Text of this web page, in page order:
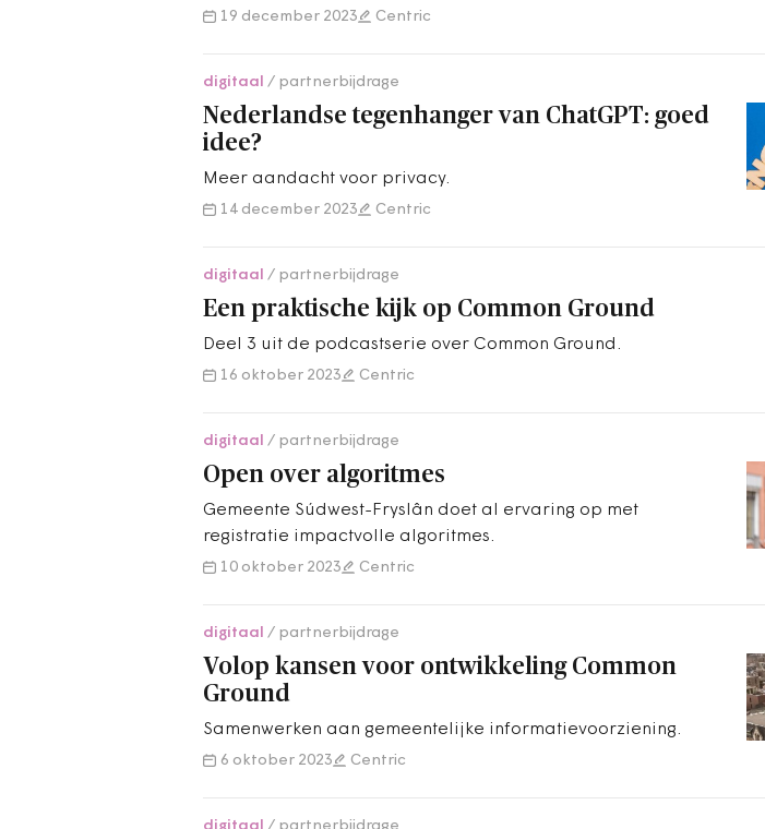
19 december 2023 Centric
digitaal partnerbijdrage
Nederlandse tegenhanger van ChatGPT: goed
idee?
Meer aandacht voor privacy.
14 december 2023 Centric
digitaal partnerbijdrage
Een praktische kijk op Common Ground
Deel 3 uit de podcastserie over Common Ground.
16 oktober 2023 Centric
digitaal partnerbijdrage
Open over algoritmes
Gemeente Súdwest-Fryslân doet al ervaring op met
registratie impactvolle algoritmes.
10 oktober 2023 Centric
digitaal partnerbijdrage
Volop kansen voor ontwikkeling Common
Ground
Samenwerken aan gemeentelijke informatievoorziening.
6 oktober 2023 Centric